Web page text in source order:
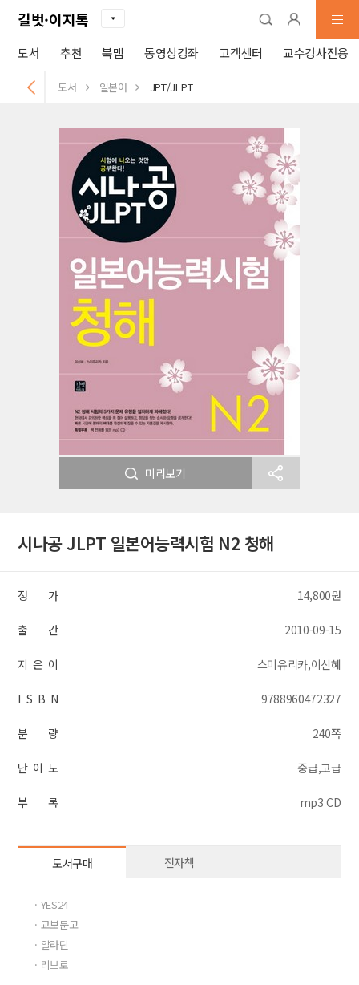
길벗·이지톡
도서 추천 북맵 동영상강좌 고객센터 교수강사전용
도서 일본어 JPT/JLPT
미리보기
시나공 JLPT 일본어능력시험 N2 청해
정 가 14,800원
출 간 2010-09-15
지 은 이 스미유리카,이신혜
I S B N 9788960472327
분 량 240쪽
난 이 도 중급,고급
부 록 mp3 CD
도서구매 전자책
· YES24
· 교보문고
· 알라딘
· 리브로